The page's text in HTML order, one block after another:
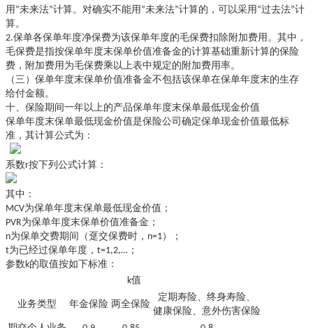
用“未来法”计算。对确实不能用“未来法”计算的，可以采用“过去法”计
算。
2.保单各保单年度净保费为该保单年度的毛保费扣除附加费用。其中，
毛保费是指按保单年度末保单价值准备金的计算基础重新计算的保险
费，附加费用为毛保费乘以上表中规定的附加费用率。
（三）保单年度末保单价值准备金不包括该保单在保单年度末的生存
给付金额。
十、保险期间一年以上的产品保单年度末保单最低现金价值
保单年度末保单最低现金价值是保险公司确定保单现金价值最低标
准，其计算公式为：
系数r按下列公式计算：
其中：
MCV为保单年度末保单最低现金价值；
PVR为保单年度末保单价值准备金；
n为保单交费期间（趸交保费时，n=1）；
t为已经过保单年度，t=1,2,…；
参数k的取值按如下标准：
k值
业务类型 年金保险 两全保险
定期寿险、终身寿险、
健康保险、意外伤害保险